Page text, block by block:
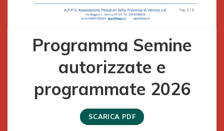
Programma Semine
autorizzate e
programmate 2026
SCARICA PDF